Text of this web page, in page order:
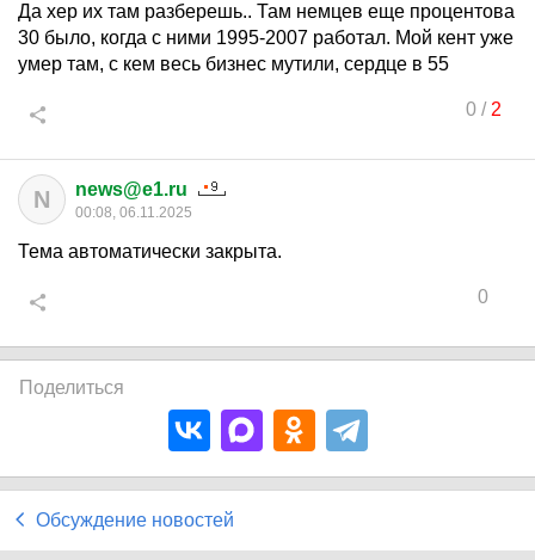
Да хер их там разберешь.. Там немцев еще процентова
30 было, когда с ними 1995-2007 работал. Мой кент уже
умер там, с кем весь бизнес мутили, сердце в 55
0/ 2
N news@e1.ru
00:08, 06.11.2025
Тема автоматически закрыта.
0
Поделиться
Обсуждение новостей